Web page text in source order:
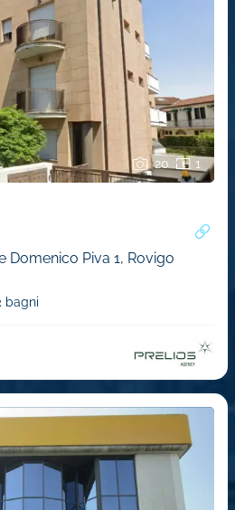
20 1
Domenico Piva 1, Rovigo
bagni